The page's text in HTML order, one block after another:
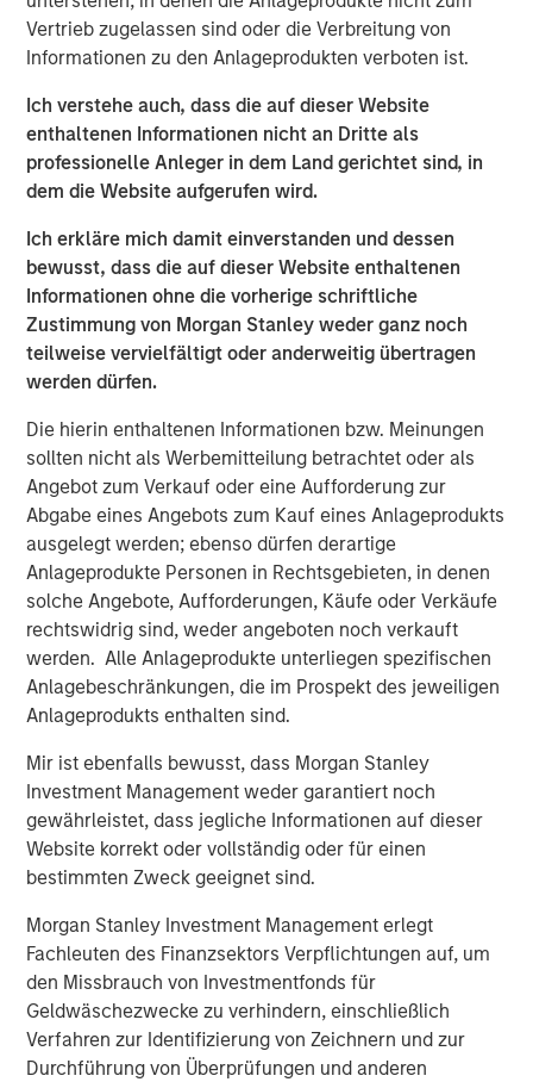
Vertrieb zugelassen sind oder die Verbreitung von
Informationen zu den Anlageprodukten verboten ist.
Ich verstehe auch, dass die auf dieser Website
enthaltenen Informationen nicht an Dritte als
professionelle Anleger in dem Land gerichtet sind, in
dem die Website aufgerufen wird.
Ich erkläre mich damit einverstanden und dessen
bewusst, dass die auf dieser Website enthaltenen
Informationen ohne die vorherige schriftliche
Zustimmung von Morgan Stanley weder ganz noch
teilweise vervielfältigt oder anderweitig übertragen
werden dürfen.
Die hierin enthaltenen Informationen bzw. Meinungen
sollten nicht als Werbemitteilung betrachtet oder als
Angebot zum Verkauf oder eine Aufforderung zur
Abgabe eines Angebots zum Kauf eines Anlageprodukts
ausgelegt werden; ebenso dürfen derartige
Anlageprodukte Personen in Rechtsgebieten, in denen
solche Angebote, Aufforderungen, Käufe oder Verkäufe
rechtswidrig sind, weder angeboten noch verkauft
werden. Alle Anlageprodukte unterliegen spezifischen
Anlagebeschränkungen, die im Prospekt des jeweiligen
Anlageprodukts enthalten sind.
Mir ist ebenfalls bewusst, dass Morgan Stanley
Investment Management weder garantiert noch
gewährleistet, dass jegliche Informationen auf dieser
Website korrekt oder vollständig oder für einen
bestimmten Zweck geeignet sind.
Morgan Stanley Investment Management erlegt
Fachleuten des Finanzsektors Verpflichtungen auf, um
den Missbrauch von Investmentfonds für
Geldwäschezwecke zu verhindern, einschließlich
Verfahren zur Identifizierung von Zeichnern und zur
Durchführung von Überprüfungen und anderen
leading growth investors Blume Equity and Morgan
Stanley Investment Management’s (MSIM) 1GT climate
This new investment will support Vyn®’s expansion,
particularly into the US, building on Vyn®’s momentum
with enterprise customers in the UK and Europe. Vyn® is
telecommunications and retail companies, with
customers including SUEZ, EDP, Engie, Total Energies,
Currys, Openreach, Cadent Gas, UK Power Networks,
Northumbrian Water, Severn Trent, and more.
Vyn®’s technology is transforming the “deskless” world
Across the world every day, frontline workers conduct
trillions of jobs – be this in-home HVAC/ EV or fiber
deployment or boiler maintenance or complex in-field
energy infrastructure audits. Vyn®’s smart video tools
and technology is reimagining how this work is done –
with AI-enabled video helping engineers to simplify and
speed up in-field processes and save hours of lost time in
manual reporting and data-gathering.
Vyn® is differentiated by its deep data moat, from a
decade of building the world’s largest expertly curated,
user-generated, frontline work video data. Vyn®’s Agentic
Video Intelligence platform leverages this data and
insight to enable customers to make smarter and more
efficient decisions about their assets and operations,
delivering transformational commercial and
90% faster customer service resolution, (iii) huge
emissions savings from unnecessary visits and (iv)
materials savings from re-works.
Empowering field workers at a time of massive
infrastructure investment